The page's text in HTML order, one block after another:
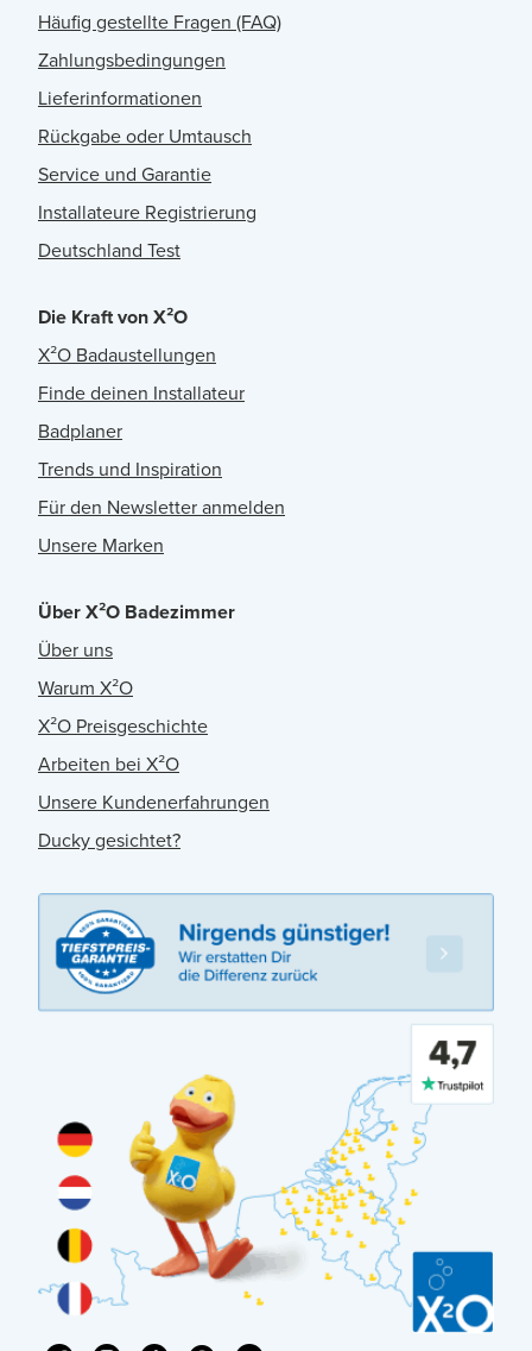
Häufig gestellte Fragen (FAQ)
Zahlungsbedingungen
Lieferinformationen
Rückgabe oder Umtausch
Service und Garantie
Installateure Registrierung
Deutschland Test
Die Kraft von X²O
X²O Badaustellungen
Finde deinen Installateur
Badplaner
Trends und Inspiration
Für den Newsletter anmelden
Unsere Marken
Über X²O Badezimmer
Über uns
Warum X²O
X²O Preisgeschichte
Arbeiten bei X²O
Unsere Kundenerfahrungen
Ducky gesichtet?